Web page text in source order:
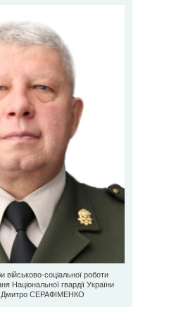
військово-соціальної роботи
Національної гвардії України
Дмитро СЕРАФІМЕНКО